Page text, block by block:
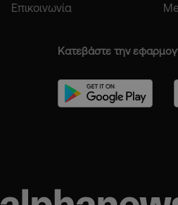
Επικοινωνία
Κατεβάστε την